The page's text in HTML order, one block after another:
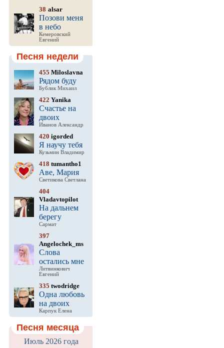
38 alsar
Позови меня
в небо
Кемеровский
Евгений
Песня недели
455 Miloslavna
Рядом буду
Бублик Михаил
422 Yanika
Счастье на
двоих
Иванов Александр
420 igorded
Я научу тебя
Кузьмин Владимир
418 tumantho1
Аве, Мария
Светикова Светлана
404
Vladavtopilot
На дальнем
берегу
Сармат
397
Angelochek_ms
Слова
остались мне
Литвинкович
Евгений
335 twodridge
Одна любовь
на двоих
Карпук Елена
Песня месяца
Июль 2026 года